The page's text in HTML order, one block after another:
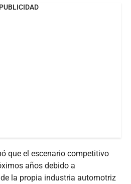
PUBLICIDAD
que el escenario competitivo
años debido a
la propia industria automotriz